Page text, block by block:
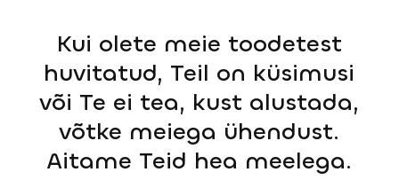
Kui olete meie toodetest
huvitatud, Teil on küsimusi
või Te ei tea, kust alustada,
võtke meiega ühendust.
Aitame Teid hea meelega.